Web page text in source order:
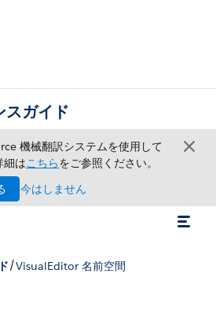
ガイド
機械翻訳システムを使用して
細はこちらをご参照ください。
今はしません
/VisualEditor 名前空間